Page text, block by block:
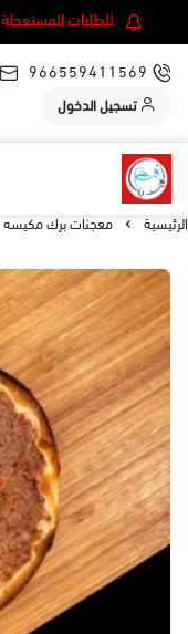
للطلبات المستعجلة ٠٥٩١٣٢٦٧١٦ المدينة و الرياض و دمام.
966559411569
تسجيل الدخول
الرئيسية معجنات برك مكيسه